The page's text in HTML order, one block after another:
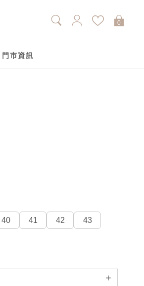
門市資訊
40 41 42 43
+
0